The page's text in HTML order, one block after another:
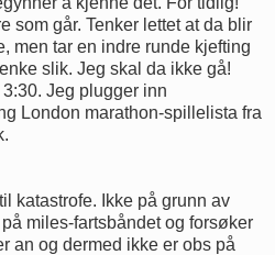
som går. Tenker lettet at da blir
men tar en indre runde kjefting
slik. Jeg skal da ikke gå!
Jeg plugger inn
London marathon-spillelista fra
katastrofe. Ikke på grunn av
miles-fartsbåndet og forsøker
an og dermed ikke er obs på